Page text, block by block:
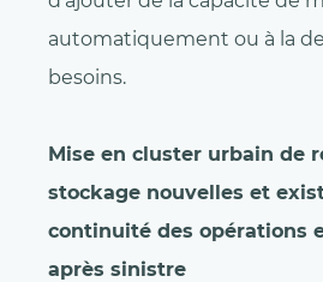
automatiquement ou à la
besoins.
Mise en cluster urbain de
stockage nouvelles et
continuité des opérations
après sinistre